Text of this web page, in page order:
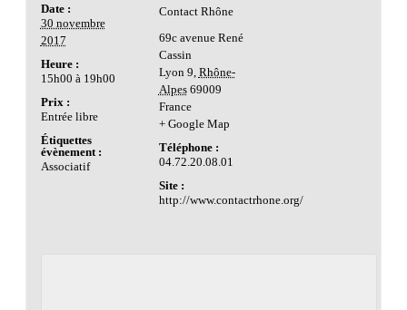
Date :
30 novembre
2017
Heure :
15h00 à 19h00
Prix :
Entrée libre
Étiquettes
évènement :
Associatif
Contact Rhône
69c avenue René
Cassin
Lyon 9 Rhône-
Alpes 69009
France
+ Google Map
Téléphone :
04.72.20.08.01
Site :
http://www.contactrhone.org/